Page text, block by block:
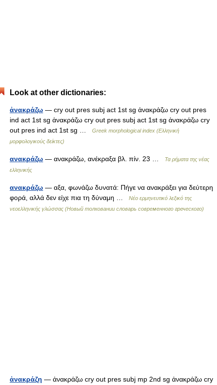
Look at other dictionaries:
ἀνακράζω — cry out pres subj act 1st sg ἀνακράζω cry out pres
ind act 1st sg ἀνακράζω cry out pres subj act 1st sg ἀνακράζω cry
out pres ind act 1st sg …
Greek morphological index (Ελληνική
μορφολογικούς δείκτες)
ανακράζω — ανακράζω, ανέκραξα βλ. πίν. 23 …
Τα ρήματα της νέας
ελληνικής
ανακράζω — αξα, φωνάζω δυνατά: Πήγε να ανακράξει για δεύτερη
φορά, αλλά δεν είχε πια τη δύναμη …
Νέο ερμηνευτικό λεξικό της
νεοελληνικής γλώσσας (Новый толковании словарь современного греческого)
ἀνακράζῃ — ἀνακράζω cry out pres subj mp 2nd sg ἀνακράζω cry